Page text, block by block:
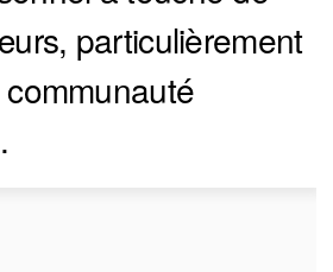
particulièrement